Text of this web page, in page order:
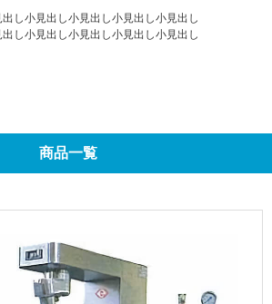
し小見出し小見出し小見出し小見出し
し小見出し小見出し小見出し小見出し
商品一覧